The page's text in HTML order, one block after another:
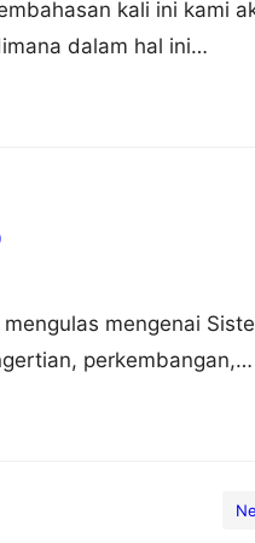
kali ini kami
dalam hal ini
nah untuk lebih dapat
ini. Pengertian
mengenai
perkembangan,
nah agar dapat lebih
ini. Pengertian